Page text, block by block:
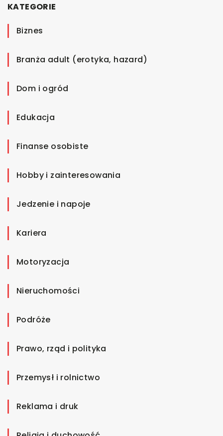
KATEGORIE
Biznes
Branża adult (erotyka, hazard)
Dom i ogród
Edukacja
Finanse osobiste
Hobby i zainteresowania
Jedzenie i napoje
Kariera
Motoryzacja
Nieruchomości
Podróże
Prawo, rząd i polityka
Przemysł i rolnictwo
Reklama i druk